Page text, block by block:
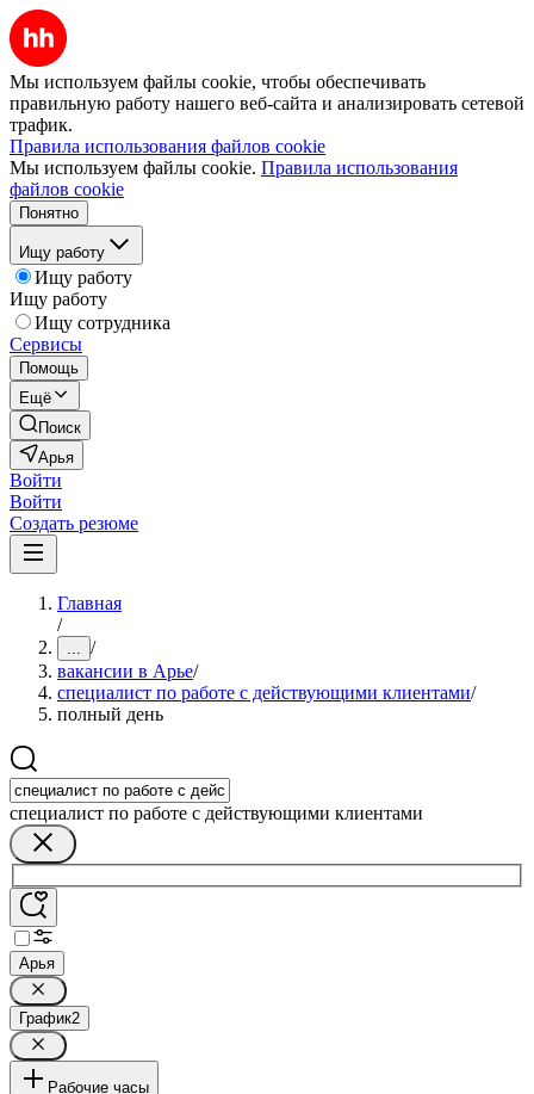
Мы используем файлы cookie, чтобы обеспечивать
правильную работу нашего веб-сайта и анализировать сетевой
трафик.
Правила использования файлов cookie
Мы используем файлы cookie. Правила использования
файлов cookie
Понятно
Ищу работу
Ищу работу
Ищу работу
Ищу сотрудника
Сервисы
Помощь
Ещё
Поиск
Арья
Войти
Войти
Создать резюме
Главная
/
... /
вакансии в Арье/
специалист по работе с действующими клиентами/
полный день
специалист по работе с действующими клиентами
Арья
График2
Рабочие часы